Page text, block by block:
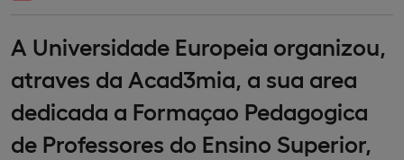
A Universidade Europeia organizou,
atraves da Acad3mia, a sua area
dedicada a Formaçao Pedagogica
de Professores do Ensino Superior,